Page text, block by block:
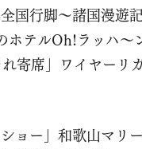
国行脚～諸国漫遊
ホテルOh!ラッハ～
寄席」ワイヤーリ
ョー」和歌山マリ